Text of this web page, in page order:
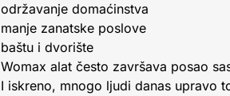
održavanje domaćinstva
manje zanatske poslove
baštu i dvorište
Womax alat često završava posao
I iskreno, mnogo ljudi danas upravo